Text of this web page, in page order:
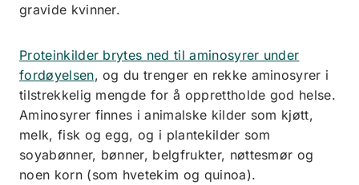
gravide kvinner.
Proteinkilder brytes ned til aminosyrer under
fordøyelsen, og du trenger en rekke aminosyrer i
tilstrekkelig mengde for å opprettholde god helse.
Aminosyrer finnes i animalske kilder som kjøtt,
melk, fisk og egg, og i plantekilder som
soyabønner, bønner, belgfrukter, nøttesmør og
noen korn (som hvetekim og quinoa).